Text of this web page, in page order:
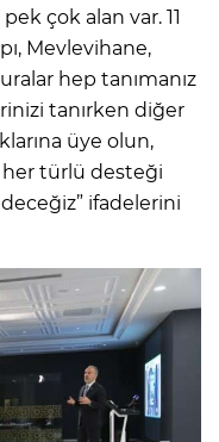
çok alan var. 11
Mevlevihane,
hep tanımanız
tanırken diğer
üye olun,
her türlü desteği
ifadelerini